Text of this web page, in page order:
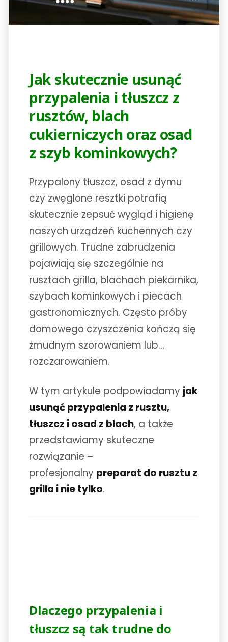
Jak skutecznie usunąć
przypalenia i tłuszcz z
rusztów, blach
cukierniczych oraz osad
z szyb kominkowych?
Przypalony tłuszcz, osad z dymu
czy zwęglone resztki potrafią
skutecznie zepsuć wygląd i higienę
naszych urządzeń kuchennych czy
grillowych. Trudne zabrudzenia
pojawiają się szczególnie na
rusztach grilla, blachach piekarnika,
szybach kominkowych i piecach
gastronomicznych. Często próby
domowego czyszczenia kończą się
żmudnym szorowaniem lub…
rozczarowaniem.
W tym artykule podpowiadamy jak
usunąć przypalenia z rusztu,
tłuszcz i osad z blach, a także
przedstawiamy skuteczne
rozwiązanie –
profesjonalny preparat do rusztu z
grilla i nie tylko.
Dlaczego przypalenia i
tłuszcz są tak trudne do